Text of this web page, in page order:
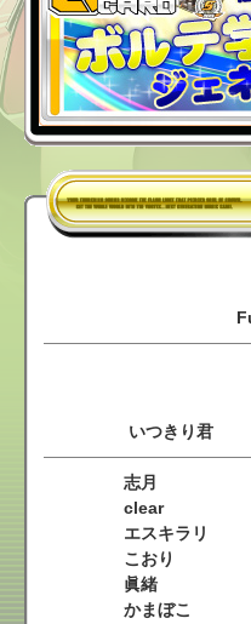
いつきり君
志月
clear
エスキラリ
こおり
眞緒
かまぼこ